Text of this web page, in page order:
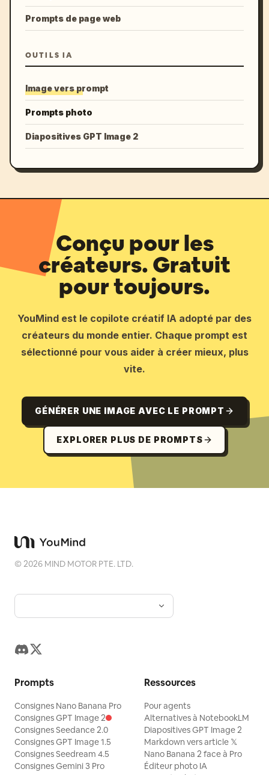
Prompts de page web
OUTILS IA
Image vers prompt
Prompts photo
Diapositives GPT Image 2
Conçu pour les
créateurs. Gratuit
pour toujours.
YouMind est le copilote créatif IA adopté par des
créateurs du monde entier. Chaque prompt est
sélectionné pour vous aider à créer mieux, plus
vite.
GÉNÉRER UNE IMAGE AVEC LE PROMPT
EXPLORER PLUS DE PROMPTS
©2026 MIND MOTOR PTE. LTD.
Prompts
Consignes Nano Banana Pro
Consignes GPT Image 2
Consignes Seedance 2.0
Consignes GPT Image 1.5
Consignes Seedream 4.5
Consignes Gemini 3 Pro
Ressources
Pour agents
Alternatives à NotebookLM
Diapositives GPT Image 2
Markdown vers article 𝕏
Nano Banana 2 face à Pro
Éditeur photo IA